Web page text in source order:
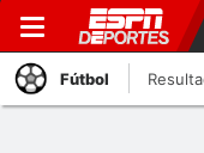
Fútbol